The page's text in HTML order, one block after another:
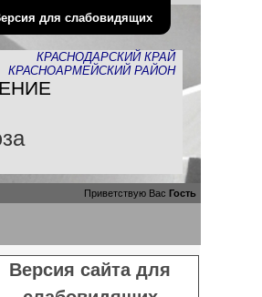
для слабовидящих
КРАСНОДАРСКИЙ КРАЙ
КРАСНОАРМЕЙСКИЙ РАЙОН
Приветствую Вас Гость
Версия сайта для